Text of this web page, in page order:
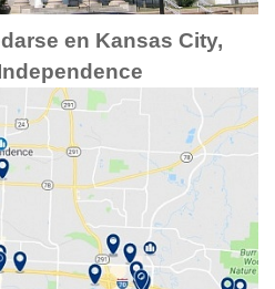
en Kansas City,